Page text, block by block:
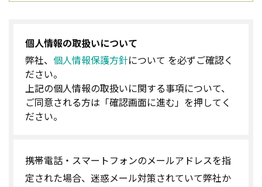
個人情報の取扱いについて
弊社、 個人情報保護方針について を必ずご確認く
ださい。
上記の個人情報の取扱いに関する事項について、
ご同意される方は「確認画面に進む」を押してく
ださい。
携帯電話・スマートフォンのメールアドレスを指
定された場合、迷惑メール対策されていて弊社か